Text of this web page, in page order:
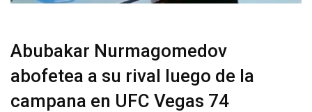
Abubakar Nurmagomedov
abofetea a su rival luego de la
campana en UFC Vegas 74